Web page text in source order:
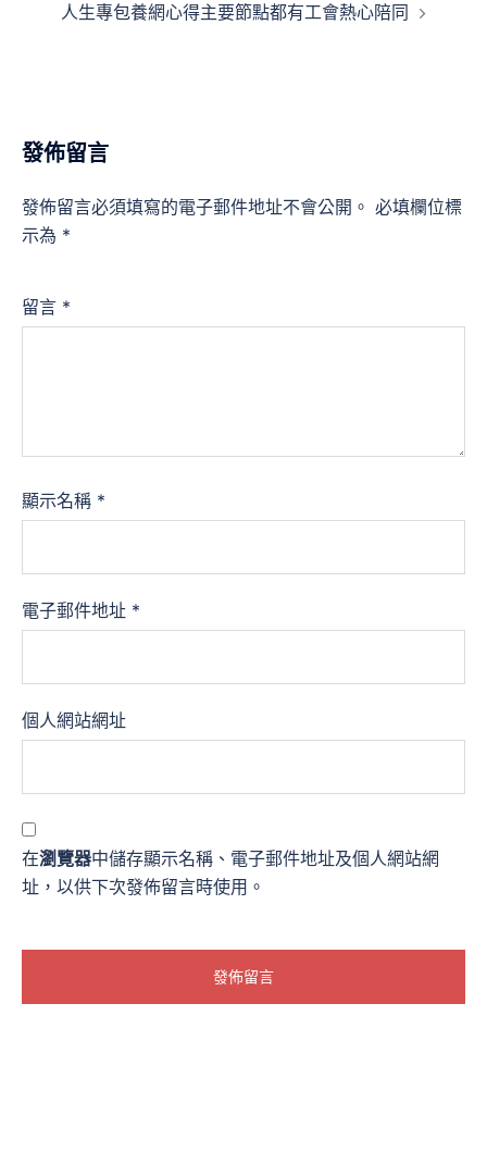
人生專包養網心得主要節點都有工會熱心陪同
發佈留言
發佈留言必須填寫的電子郵件地址不會公開。 必填欄位標
示為 *
留言 *
顯示名稱 *
電子郵件地址 *
個人網站網址
在瀏覽器中儲存顯示名稱、電子郵件地址及個人網站網
址，以供下次發佈留言時使用。